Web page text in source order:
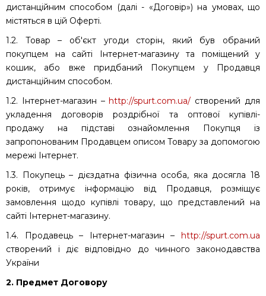
дистанційним способом (далі - «Договір») на умовах, що
містяться в цій Оферті.
1.2. Товар – об'єкт угоди сторін, який був обраний
покупцем на сайті Інтернет-магазину та поміщений у
кошик, або вже придбаний Покупцем у Продавця
дистанційним способом.
1.2. Інтернет-магазин –http://spurt.com.ua/ створений для
укладення договорів роздрібної та оптової купівлі-
продажу на підставі ознайомлення Покупця із
запропонованим Продавцем описом Товару за допомогою
мережі Інтернет.
1.3. Покупець – дієздатна фізична особа, яка досягла 18
років, отримує інформацію від Продавця, розміщує
замовлення щодо купівлі товару, що представлений на
сайті Інтернет-магазину.
1.4. Продавець – Інтернет-магазин – http://spurt.com.ua
створений і діє відповідно до чинного законодавства
України
2. Предмет Договору